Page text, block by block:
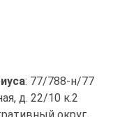
: 77/788-н/77
д. 22/10 к.2
округ,